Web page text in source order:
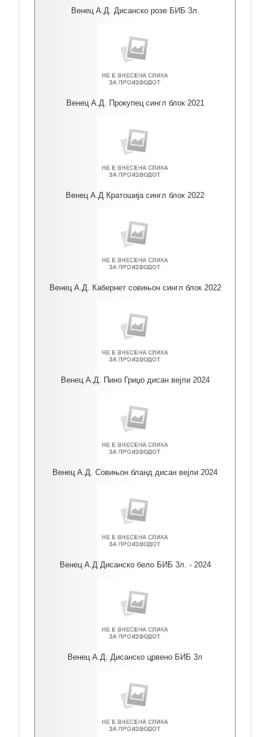
Венец А.Д. Дисанско розе БИБ 3л.
Венец А.Д. Прокупец сингл блок 2021
Венец А.Д Кратошија сингл блок 2022
Венец А.Д. Кабернет совињон сингл блок 2022
Венец А.Д. Пино Гриџо дисан вејли 2024
Венец А.Д. Совињон бланд дисан вејли 2024
Венец А.Д Дисанско бело БИБ 3л. - 2024
Венец А.Д. Дисанско црвено БИБ 3л